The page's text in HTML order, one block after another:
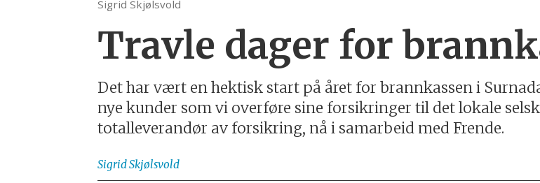
Sigrid Skjølsvold
Travle dager for
Det har vært en hektisk start på året for brannkassen i
nye kunder som vi overføre sine forsikringer til det lokale
totalleverandør av forsikring, nå i samarbeid med Frende.
SigridSkjølsvold